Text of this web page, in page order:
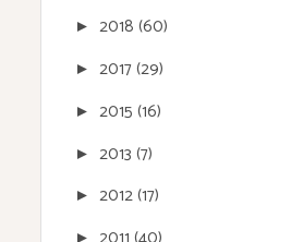
► 2018 (60)
► 2017(29)
► 2015 (16)
► 2013 (7)
► 2012(17)
►